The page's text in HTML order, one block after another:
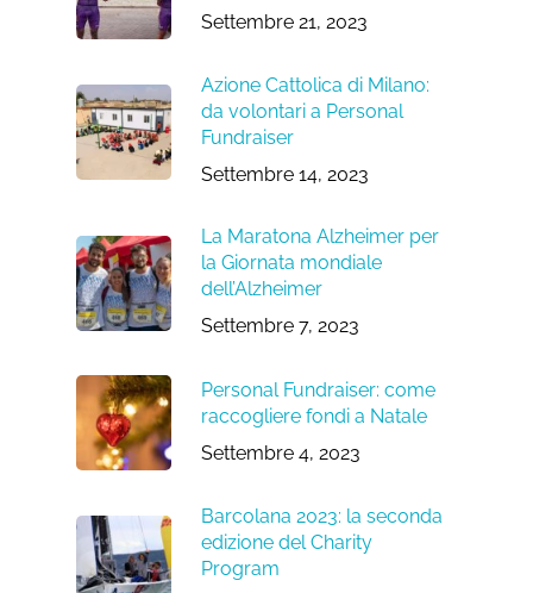
Settembre 21, 2023
Azione Cattolica di Milano:
da volontari a Personal
Fundraiser
Settembre 14, 2023
La Maratona Alzheimer per
la Giornata mondiale
dell’Alzheimer
Settembre 7, 2023
Personal Fundraiser: come
raccogliere fondi a Natale
Settembre 4, 2023
Barcolana 2023: la seconda
edizione del Charity
Program